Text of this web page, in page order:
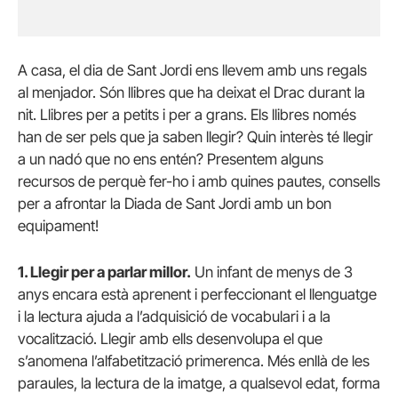
A casa, el dia de Sant Jordi ens llevem amb uns regals
al menjador. Són llibres que ha deixat el Drac durant la
nit. Llibres per a petits i per a grans. Els llibres només
han de ser pels que ja saben llegir? Quin interès té llegir
a un nadó que no ens entén? Presentem alguns
recursos de perquè fer-ho i amb quines pautes, consells
per a afrontar la Diada de Sant Jordi amb un bon
equipament!
1. Llegir per a parlar millor. Un infant de menys de 3
anys encara està aprenent i perfeccionant el llenguatge
i la lectura ajuda a l’adquisició de vocabulari i a la
vocalització. Llegir amb ells desenvolupa el que
s’anomena l’alfabetització primerenca. Més enllà de les
paraules, la lectura de la imatge, a qualsevol edat, forma